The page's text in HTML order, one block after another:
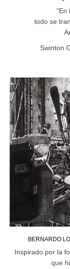
“En
todo se
Swinton
BERNARDO
Inspirado por la
que